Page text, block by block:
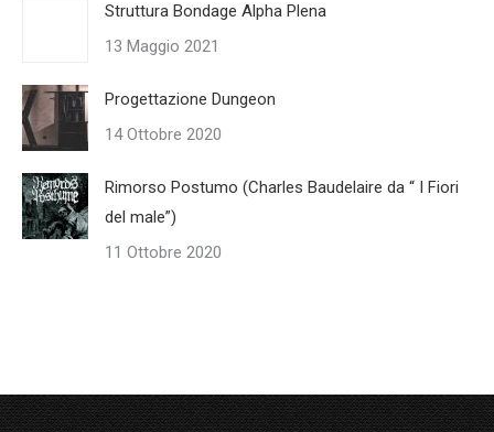
Struttura Bondage Alpha Plena
13 Maggio 2021
Progettazione Dungeon
14 Ottobre 2020
Rimorso Postumo (Charles Baudelaire da “ I Fiori
del male”)
11 Ottobre 2020